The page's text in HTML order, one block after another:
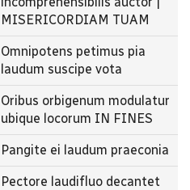
MISERICORDIAM TUAM
Omnipotens petimus pia
laudum suscipe vota
Oribus orbigenum modulatur
ubique locorum IN FINES
Pangite ei laudum praeconia
Pectore laudifluo decantet